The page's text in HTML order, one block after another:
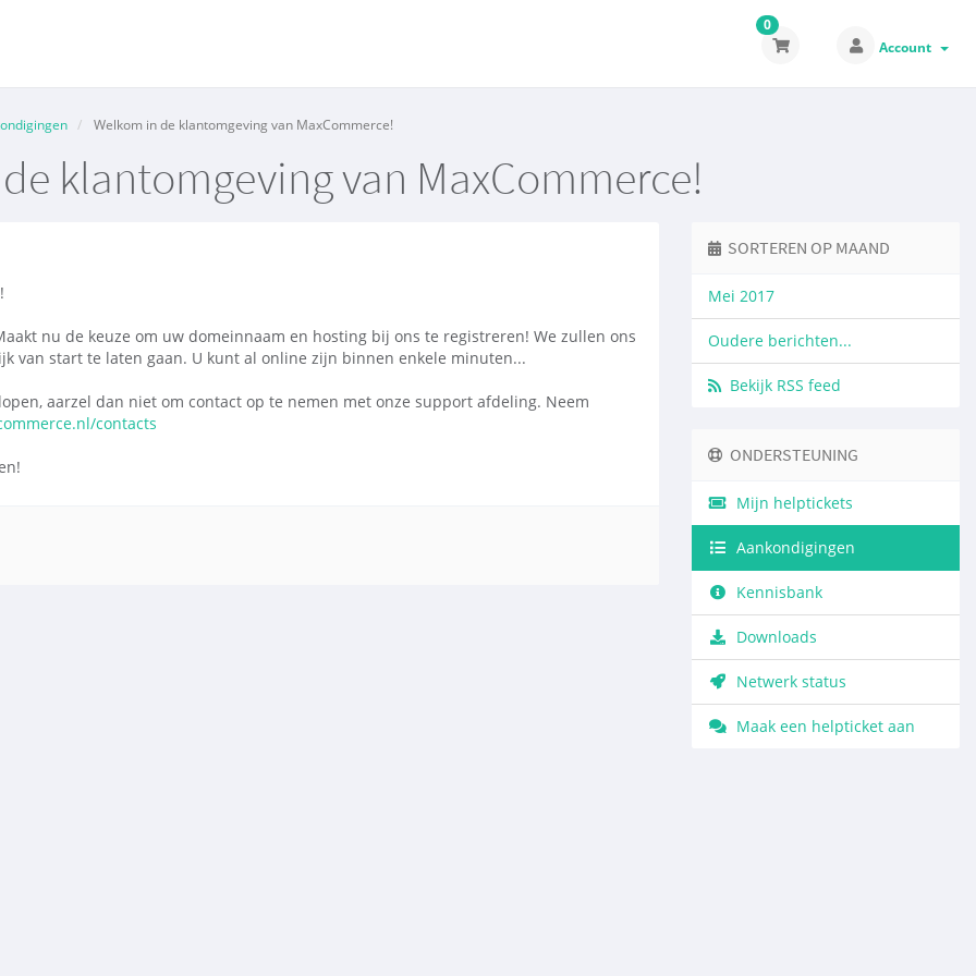
0
Account
Welkom in de klantomgeving van MaxCommerce!
klantomgeving van MaxCommerce!
SORTEREN OP MAAND
Mei 2017
Oudere berichten...
Bekijk RSS feed
nu de keuze om uw domeinnaam en hosting bij ons te registreren! We zullen ons
van start te laten gaan. U kunt al online zijn binnen enkele minuten...
aarzel dan niet om contact op te nemen met onze support afdeling. Neem
contacts
ONDERSTEUNING
Mijn helptickets
Aankondigingen
Kennisbank
Downloads
Netwerk status
Maak een helpticket aan